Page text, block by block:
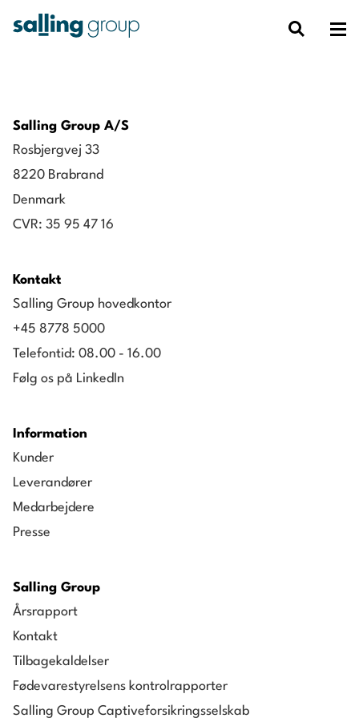
Salling Group A/S
Rosbjergvej 33
8220 Brabrand
Denmark
CVR: 35 95 47 16
Kontakt
Salling Group hovedkontor
+45 8778 5000
Telefontid: 08.00 - 16.00
Følg os på LinkedIn
Information
Kunder
Leverandører
Medarbejdere
Presse
Salling Group
Årsrapport
Kontakt
Tilbagekaldelser
Fødevarestyrelsens kontrolrapporter
Salling Group Captiveforsikringsselskab